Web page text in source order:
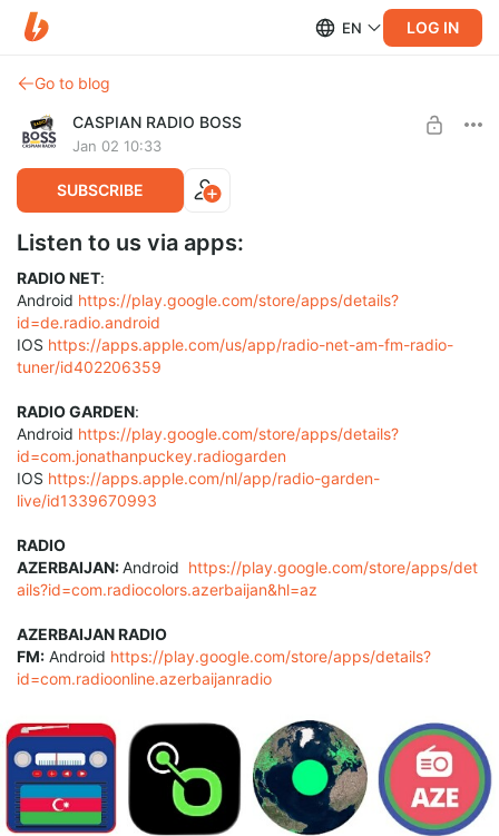
EN LOG IN
Go to blog
CASPIAN RADIO BOSS
Jan 02 10:33
SUBSCRIBE
Listen to us via apps:
RADIO NET:
Android https://play.google.com/store/apps/details?
id=de.radio.android
IOS https://apps.apple.com/us/app/radio-net-am-fm-radio-
tuner/id402206359
RADIO GARDEN:
Android https://play.google.com/store/apps/details?
id=com.jonathanpuckey.radiogarden
IOS https://apps.apple.com/nl/app/radio-garden-
live/id1339670993
RADIO
AZERBAIJAN:Android https://play.google.com/store/apps/det
ails?id=com.radiocolors.azerbaijan&hl=az
AZERBAIJAN RADIO
FM: Android https://play.google.com/store/apps/details?
id=com.radioonline.azerbaijanradio